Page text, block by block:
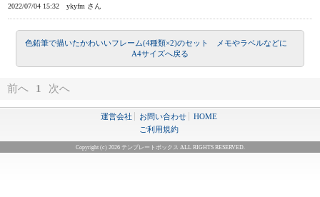
2022/07/04 15:32 ykyfm さん
色鉛筆で描いたかわいいフレーム(4種類×2)のセット メモやラベルなどに
A4サイズへ戻る
前へ 1 次へ
運営会社 お問い合わせ
HOME
ご利用規約
Copyright (c) 2026 テンプレートボックス ALL RIGHTS RESERVED.